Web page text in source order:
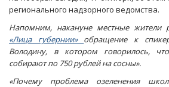
регионального надзорного ведомства.
Напомним, накануне местные жители
«Лица губернии» обращение к
Володину, в котором говорилось,
собирают по 750 рублей на сосны».
«Почему проблема озеленения